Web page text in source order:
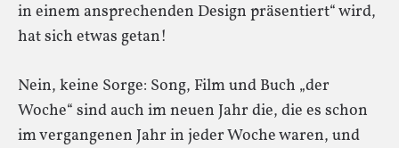
in einem ansprechenden Design präsentiert“ wird,
hat sich etwas getan!
Nein, keine Sorge: Song, Film und Buch „der
Woche“ sind auch im neuen Jahr die, die es schon
im vergangenen Jahr in jeder Woche waren, und